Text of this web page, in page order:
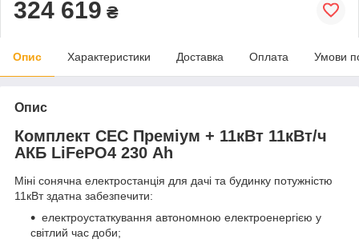
324 619 ₴
Опис Характеристики Доставка Оплата Умови
Опис
Комплект СЕС Преміум + 11кВт 11кВт/ч
АКБ LiFePO4 230 Ah
Міні сонячна електростанція для дачі та будинку потужністю
11кВт здатна забезпечити:
електроустаткування автономною електроенергією у
світлий час доби;